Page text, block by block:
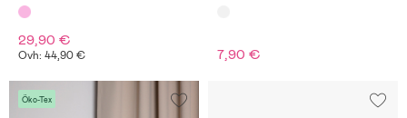
29,90 €
Ovh: 44,90 € 7,90 €
Öko-Tex